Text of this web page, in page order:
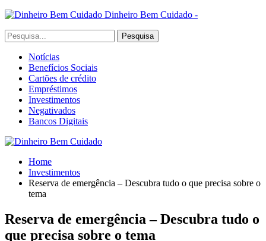
Dinheiro Bem Cuidado -
Notícias
Benefícios Sociais
Cartões de crédito
Empréstimos
Investimentos
Negativados
Bancos Digitais
Home
Investimentos
Reserva de emergência – Descubra tudo o que precisa sobre o
tema
Reserva de emergência – Descubra tudo o
que precisa sobre o tema